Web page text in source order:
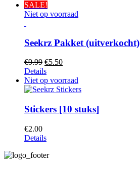
SALE!
Niet op voorraad
Seekrz Pakket (uitverkocht)
€9.99 €5.50
Details
Niet op voorraad
Stickers [10 stuks]
€2.00
Details